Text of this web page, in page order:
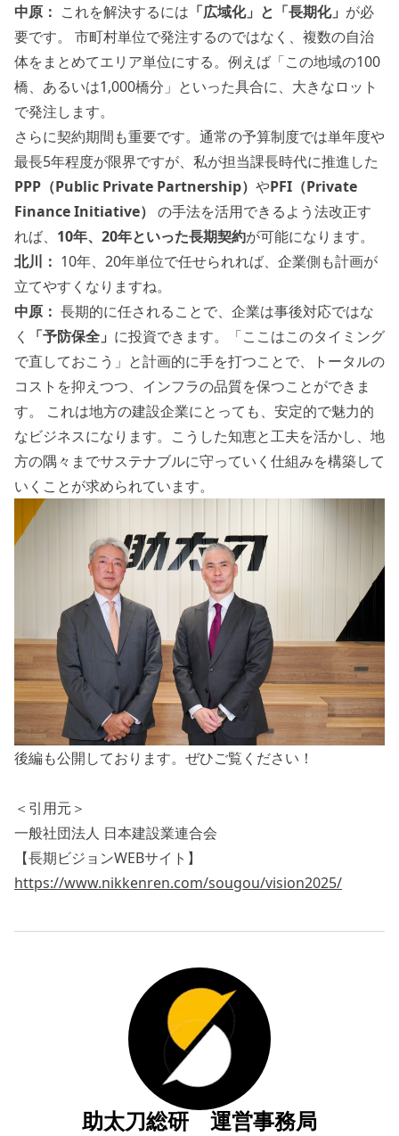
中原： これを解決するには 「広域化」と「長期化」 が必
要です。 市町村単位で発注するのではなく、複数の自治
体をまとめてエリア単位にする。例えば「この地域の100
橋、あるいは1,000橋分」といった具合に、大きなロット
で発注します。
さらに契約期間も重要です。通常の予算制度では単年度や
最長5年程度が限界ですが、私が担当課長時代に推進した
PPP（Public Private Partnership） やPFI（Private
Finance Initiative） の手法を活用できるよう法改正す
れば、 10年、20年といった長期契約が可能になります。
北川： 10年、20年単位で任せられれば、企業側も計画が
立てやすくなりますね。
中原： 長期的に任されることで、企業は事後対応ではな
く
「予防保全」 に投資できます。「ここはこのタイミング
で直しておこう」と計画的に手を打つことで、トータルの
コストを抑えつつ、インフラの品質を保つことができま
す。 これは地方の建設企業にとっても、安定的で魅力的
なビジネスになります。こうした知恵と工夫を活かし、地
方の隅々までサステナブルに守っていく仕組みを構築して
いくことが求められています。
後編も公開しております。ぜひご覧ください！
＜引用元＞
一般社団法人 日本建設業連合会
【長期ビジョンWEBサイト】
https://www.nikkenren.com/sougou/vision2025/
助太刀総研 運営事務局